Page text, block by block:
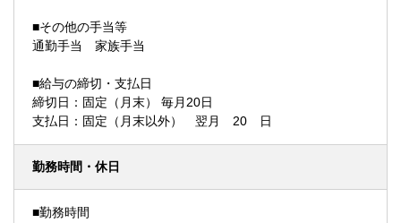
■その他の手当等
通勤手当 家族手当
■給与の締切・支払日
締切日：固定（月末） 毎月20日
支払日：固定（月末以外） 翌月 20 日
勤務時間・休日
■勤務時間